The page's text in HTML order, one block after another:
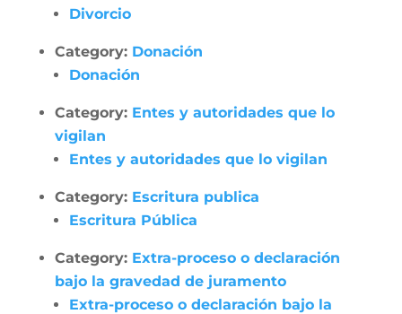
Divorcio
Category: Donación
Donación
Category: Entes y autoridades que lo
vigilan
Entes y autoridades que lo vigilan
Category: Escritura publica
Escritura Pública
Category: Extra-proceso o declaración
bajo la gravedad de juramento
Extra-proceso o declaración bajo la